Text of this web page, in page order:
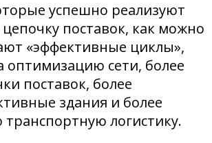
успешно реализуют
поставок, как можно
«эффективные циклы»,
оптимизацию сети, более
поставок, более
здания и более
логистику.